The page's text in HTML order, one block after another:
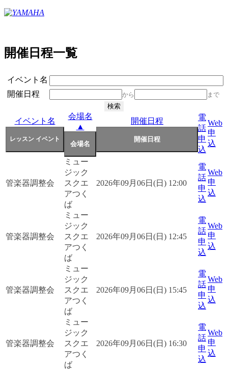
開催日程一覧
イベント名
開催日程
から まで
イベント名
会場名
▲
開催日程
電
話
申
込
Web
申
込
管楽器調整会
ミュー
ジック
スクエ
アつく
ば
2026年09月06日(日) 12:00
電
話
申
込
Web
申
込
管楽器調整会
ミュー
ジック
スクエ
アつく
ば
2026年09月06日(日) 12:45
電
話
申
込
Web
申
込
管楽器調整会
ミュー
ジック
スクエ
アつく
ば
2026年09月06日(日) 15:45
電
話
申
込
Web
申
込
管楽器調整会
ミュー
ジック
スクエ
アつく
ば
2026年09月06日(日) 16:30
電
話
申
込
Web
申
込